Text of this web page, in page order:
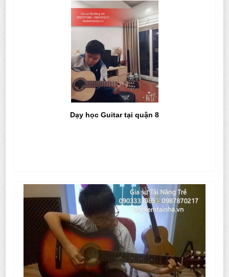
Dạy học Guitar tại quận 8